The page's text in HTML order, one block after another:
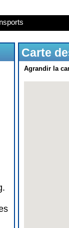
Carte
Agrandir la